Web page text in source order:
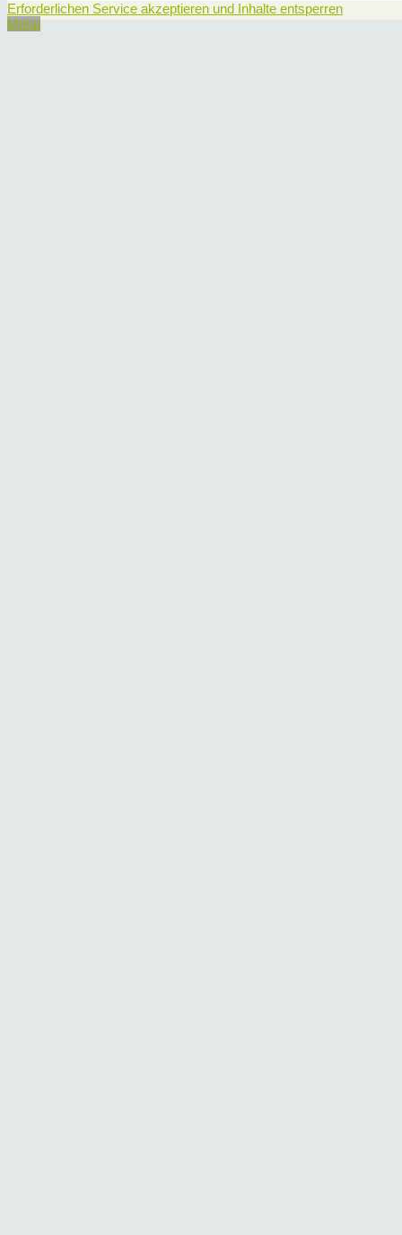
Erforderlichen Service akzeptieren und Inhalte entsperren
Menü